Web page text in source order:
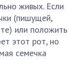
живых. Если
(пишущей,
или положить
этот рот, но
семечка